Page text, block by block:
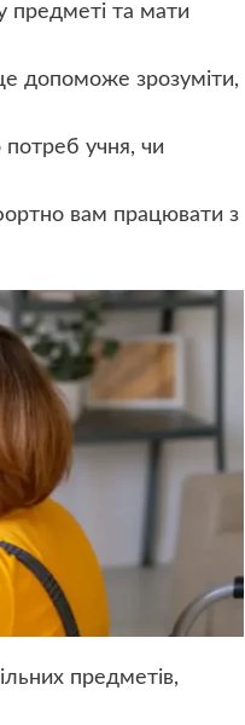
предметі та мати
допоможе зрозуміти,
потреб учня, чи
вам працювати з
предметів,